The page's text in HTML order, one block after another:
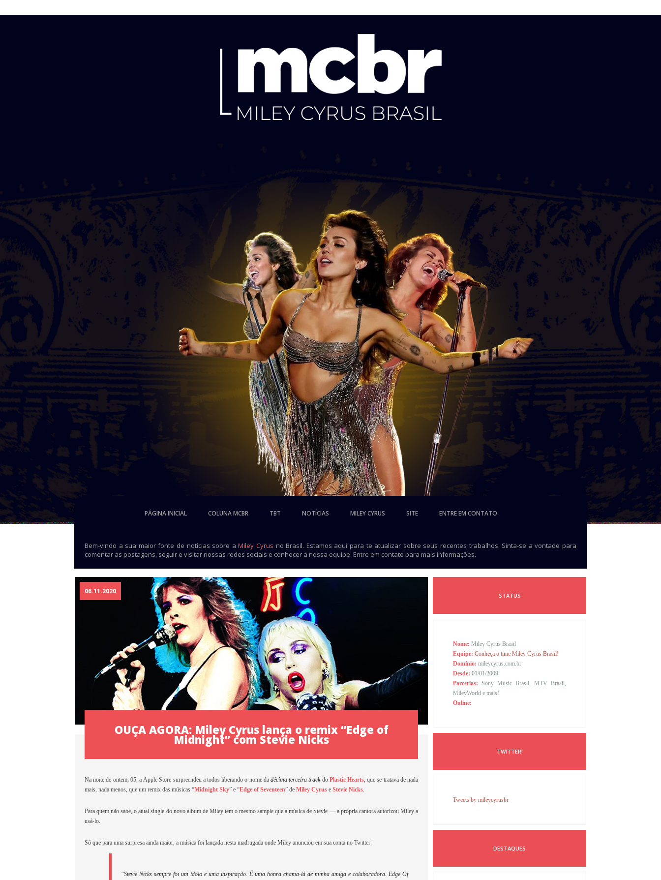
PÁGINA INICIAL COLUNA MCBR TBT NOTÍCIAS MILEY CYRUS SITE ENTRE EM CONTATO
Bem-vindo a sua maior fonte de notícias sobre aMiley Cyrus no Brasil. Estamos aqui para te atualizar sobre seus recentes trabalhos. Sinta-se a vontade para
comentar as postagens, seguir e visitar nossas redes sociais e conhecer a nossa equipe. Entre em contato para mais informações.
06.11.2020
OUÇA AGORA: Miley Cyrus lança o remix “Edge of
Midnight” com Stevie Nicks
Na noite de ontem, 05, a Apple Store surpreendeu a todos liberando o nome dadécima terceira trackdo Plastic Hearts, que se tratava de nada
mais, nada menos, que um remix das músicas “Midnight Sky” e “Edge of Seventeen” de Miley Cyrus e Stevie Nicks.
Para quem não sabe, o atual single do novo álbum de Miley tem o mesmo sample que a música de Stevie — a própria cantora autorizou Miley a
usá-lo.
Só que para uma surpresa ainda maior, a música foi lançada nesta madrugada onde Miley anunciou em sua conta no Twitter:
“Stevie Nicks sempre foi um ídolo e uma inspiração. É uma honra chama-lá de minha amiga e colaboradora. Edge Of
STATUS
Nome: Miley Cyrus Brasil
Equipe: Conheça o time Miley Cyrus Brasil!
Domínio: mileycyrus.com.br
Desde: 01/01/2009
Parcerias: Sony Music Brasil, MTV Brasil,
MileyWorld e mais!
Online:
TWITTER!
Tweets by mileycyrusbr
DESTAQUES